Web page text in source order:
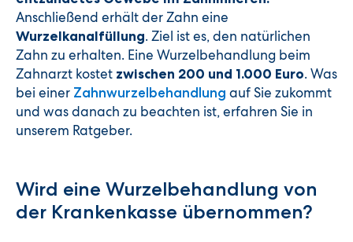
Anschließend erhält der Zahn eine
Wurzelkanalfüllung. Ziel ist es, den natürlichen
Zahn zu erhalten. Eine Wurzelbehandlung beim
Zahnarzt kostet zwischen 200 und 1.000 Euro. Was
bei einer Zahnwurzelbehandlung auf Sie zukommt
und was danach zu beachten ist, erfahren Sie in
unserem Ratgeber.
Wird eine Wurzelbehandlung von
der Krankenkasse übernommen?